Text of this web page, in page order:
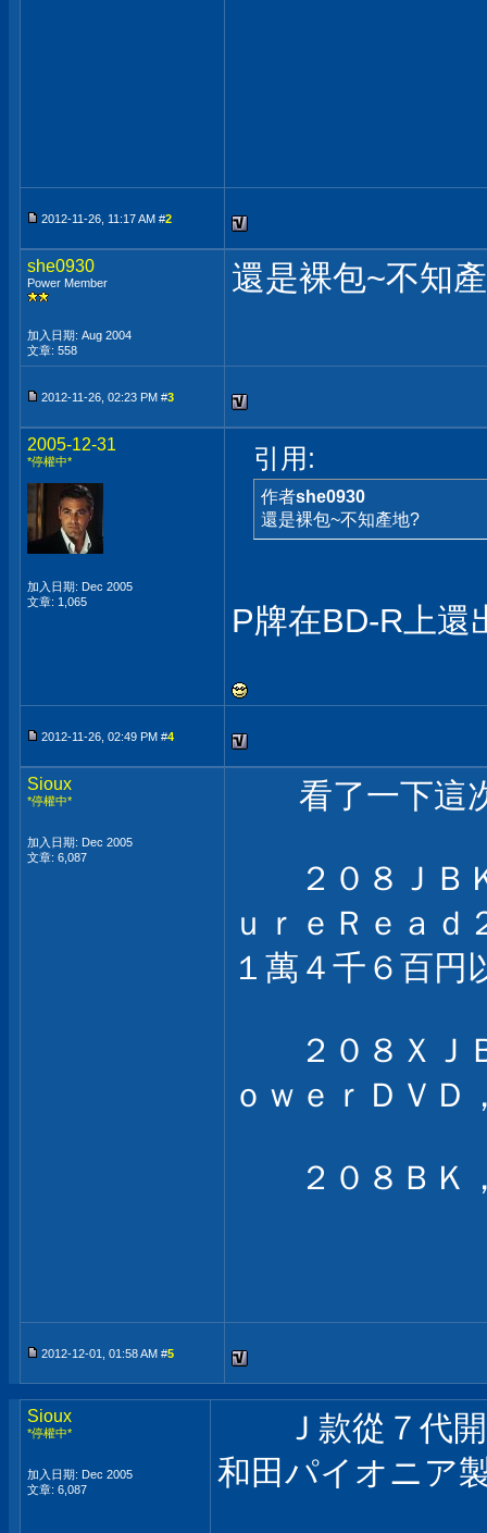
2012-11-26, 11:17 AM #2
she0930
Power Member
加入日期: Aug 2004
文章: 558
還是裸包~不知
2012-11-26, 02:23 PM #3
2005-12-31
*停權中*
加入日期: Dec 2005
文章: 1,065
引用:
作者she0930
還是裸包~不知產地?
P牌在BD-R上還
2012-11-26, 02:49 PM #4
Sioux
*停權中*
加入日期: Dec 2005
文章: 6,087
看了一下這次
２０８ＪＢＫ
ｕｒｅＲｅａｄ
１萬４千６百円
２０８ＸＪＢ
ｏｗｅｒＤＶＤ
２０８ＢＫ，
2012-12-01, 01:58 AM #5
Sioux
*停權中*
加入日期: Dec 2005
文章: 6,087
Ｊ款從７代開
和田パイオニア